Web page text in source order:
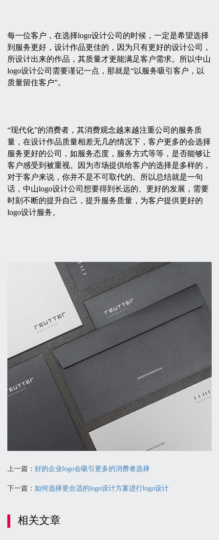
每一位客户，在选择logo设计公司的时候，一定是希望选择
到服务更好，设计作品更佳的，因为只有更好的设计公司，
所设计出来的作品，其质量才更能满足客户需求。所以中山
logo设计公司需要谨记一点，那就是“以服务吸引客户，以
质量留住客户”。
“现代化”的消费者，其消费观念越来越注重公司的服务质
量，在设计作品质量相差无几的情况下，客户更多的会选择
服务更好的公司，如服务态度，服务方式等等，是否能够让
客户感受到被重视。因为市场提供给客户的选择是多样的，
对于客户来说，你并不是不可取代的。所以总结就是一句
话，中山logo设计公司想要得到长远的、更好的发展，需要
时刻不断的提升自己，提升服务质量，为客户提供更好的
logo设计服务。
上一篇： 好的企业logo会吸引更多的消费者选择
下一篇： 如何选择更合适的logo设计方案进行logo设计
相关文章